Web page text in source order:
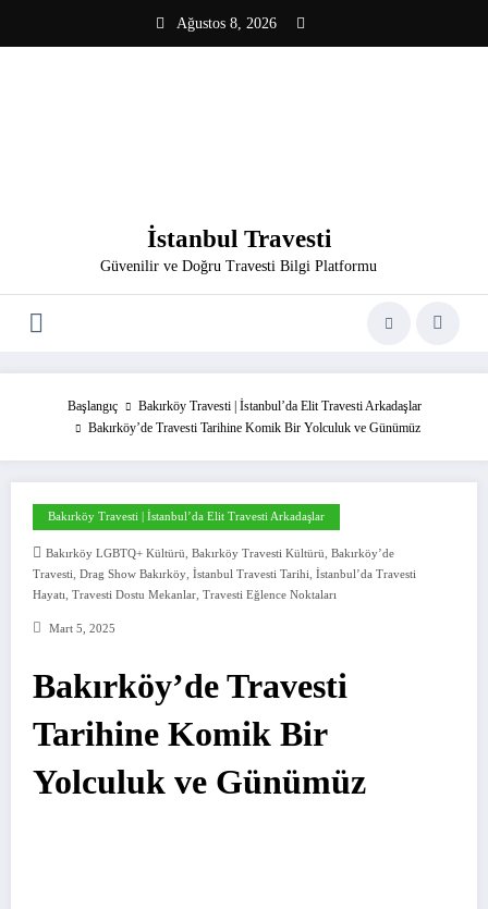
Ağustos 8, 2026
İstanbul Travesti
Güvenilir ve Doğru Travesti Bilgi Platformu
Başlangıç
Bakırköy Travesti | İstanbul’da Elit Travesti Arkadaşlar
Bakırköy’de Travesti Tarihine Komik Bir Yolculuk ve Günümüz
Bakırköy Travesti | İstanbul’da Elit Travesti Arkadaşlar
Bakırköy LGBTQ+ Kültürü Bakırköy Travesti Kültürü
Bakırköy’de
Travesti
Drag Show Bakırköy İstanbul Travesti Tarihi
İstanbul’da Travesti
Hayatı
Travesti Dostu Mekanlar Travesti Eğlence Noktaları
Mart 5, 2025
Bakırköy’de Travesti
Tarihine Komik Bir
Yolculuk ve Günümüz